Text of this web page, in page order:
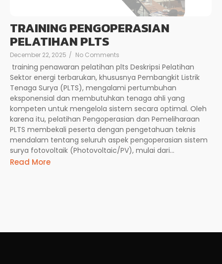
TRAINING PENGOPERASIAN
PELATIHAN PLTS
December 22, 2025 / No Comments
training penawaran pelatihan plts Deskripsi Pelatihan
Sektor energi terbarukan, khususnya Pembangkit Listrik
Tenaga Surya (PLTS), mengalami pertumbuhan
eksponensial dan membutuhkan tenaga ahli yang
kompeten untuk mengelola sistem secara optimal. Oleh
karena itu, pelatihan Pengoperasian dan Pemeliharaan
PLTS membekali peserta dengan pengetahuan teknis
mendalam tentang seluruh aspek pengoperasian sistem
surya fotovoltaik (Photovoltaic/PV), mulai dari...
Read More